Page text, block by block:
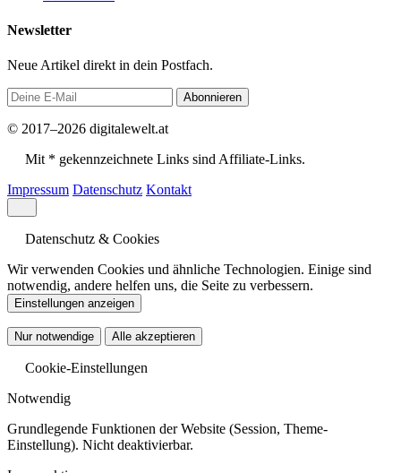
Newsletter
Neue Artikel direkt in dein Postfach.
Abonnieren
© 2017–2026 digitalewelt.at
Mit * gekennzeichnete Links sind Affiliate-Links.
Impressum Datenschutz Kontakt
Datenschutz & Cookies
Wir verwenden Cookies und ähnliche Technologien. Einige sind
notwendig, andere helfen uns, die Seite zu verbessern.
Einstellungen anzeigen
Nur notwendige Alle akzeptieren
Cookie-Einstellungen
Notwendig
Grundlegende Funktionen der Website (Session, Theme-
Einstellung). Nicht deaktivierbar.